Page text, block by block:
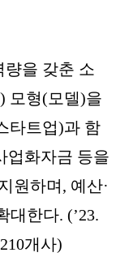
을 갖춘 소
모형(모델)을
타트업)과 함
업화자금 등을
원하며, 예산·
대한다. (’23.
개사)